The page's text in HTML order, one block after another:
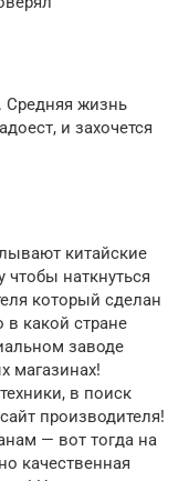
Средняя жизнь
и захочется
китайские
наткнуться
который сделан
какой стране
заводе
магазинах!
в поиск
производителя!
— вот тогда на
качественная